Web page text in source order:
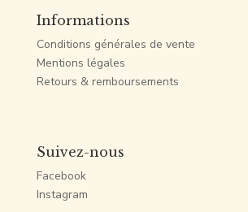
Informations
Conditions générales de vente
Mentions légales
Retours & remboursements
Suivez-nous
Facebook
Instagram